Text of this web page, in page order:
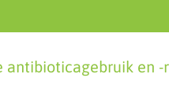
antibioticagebruik en